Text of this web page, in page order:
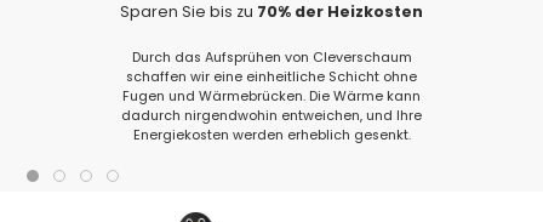
Sparen Sie bis zu 70% der Heizkosten
Durch das Aufsprühen von Cleverschaum
schaffen wir eine einheitliche Schicht ohne
Fugen und Wärmebrücken. Die Wärme kann
dadurch nirgendwohin entweichen, und Ihre
Energiekosten werden erheblich gesenkt.